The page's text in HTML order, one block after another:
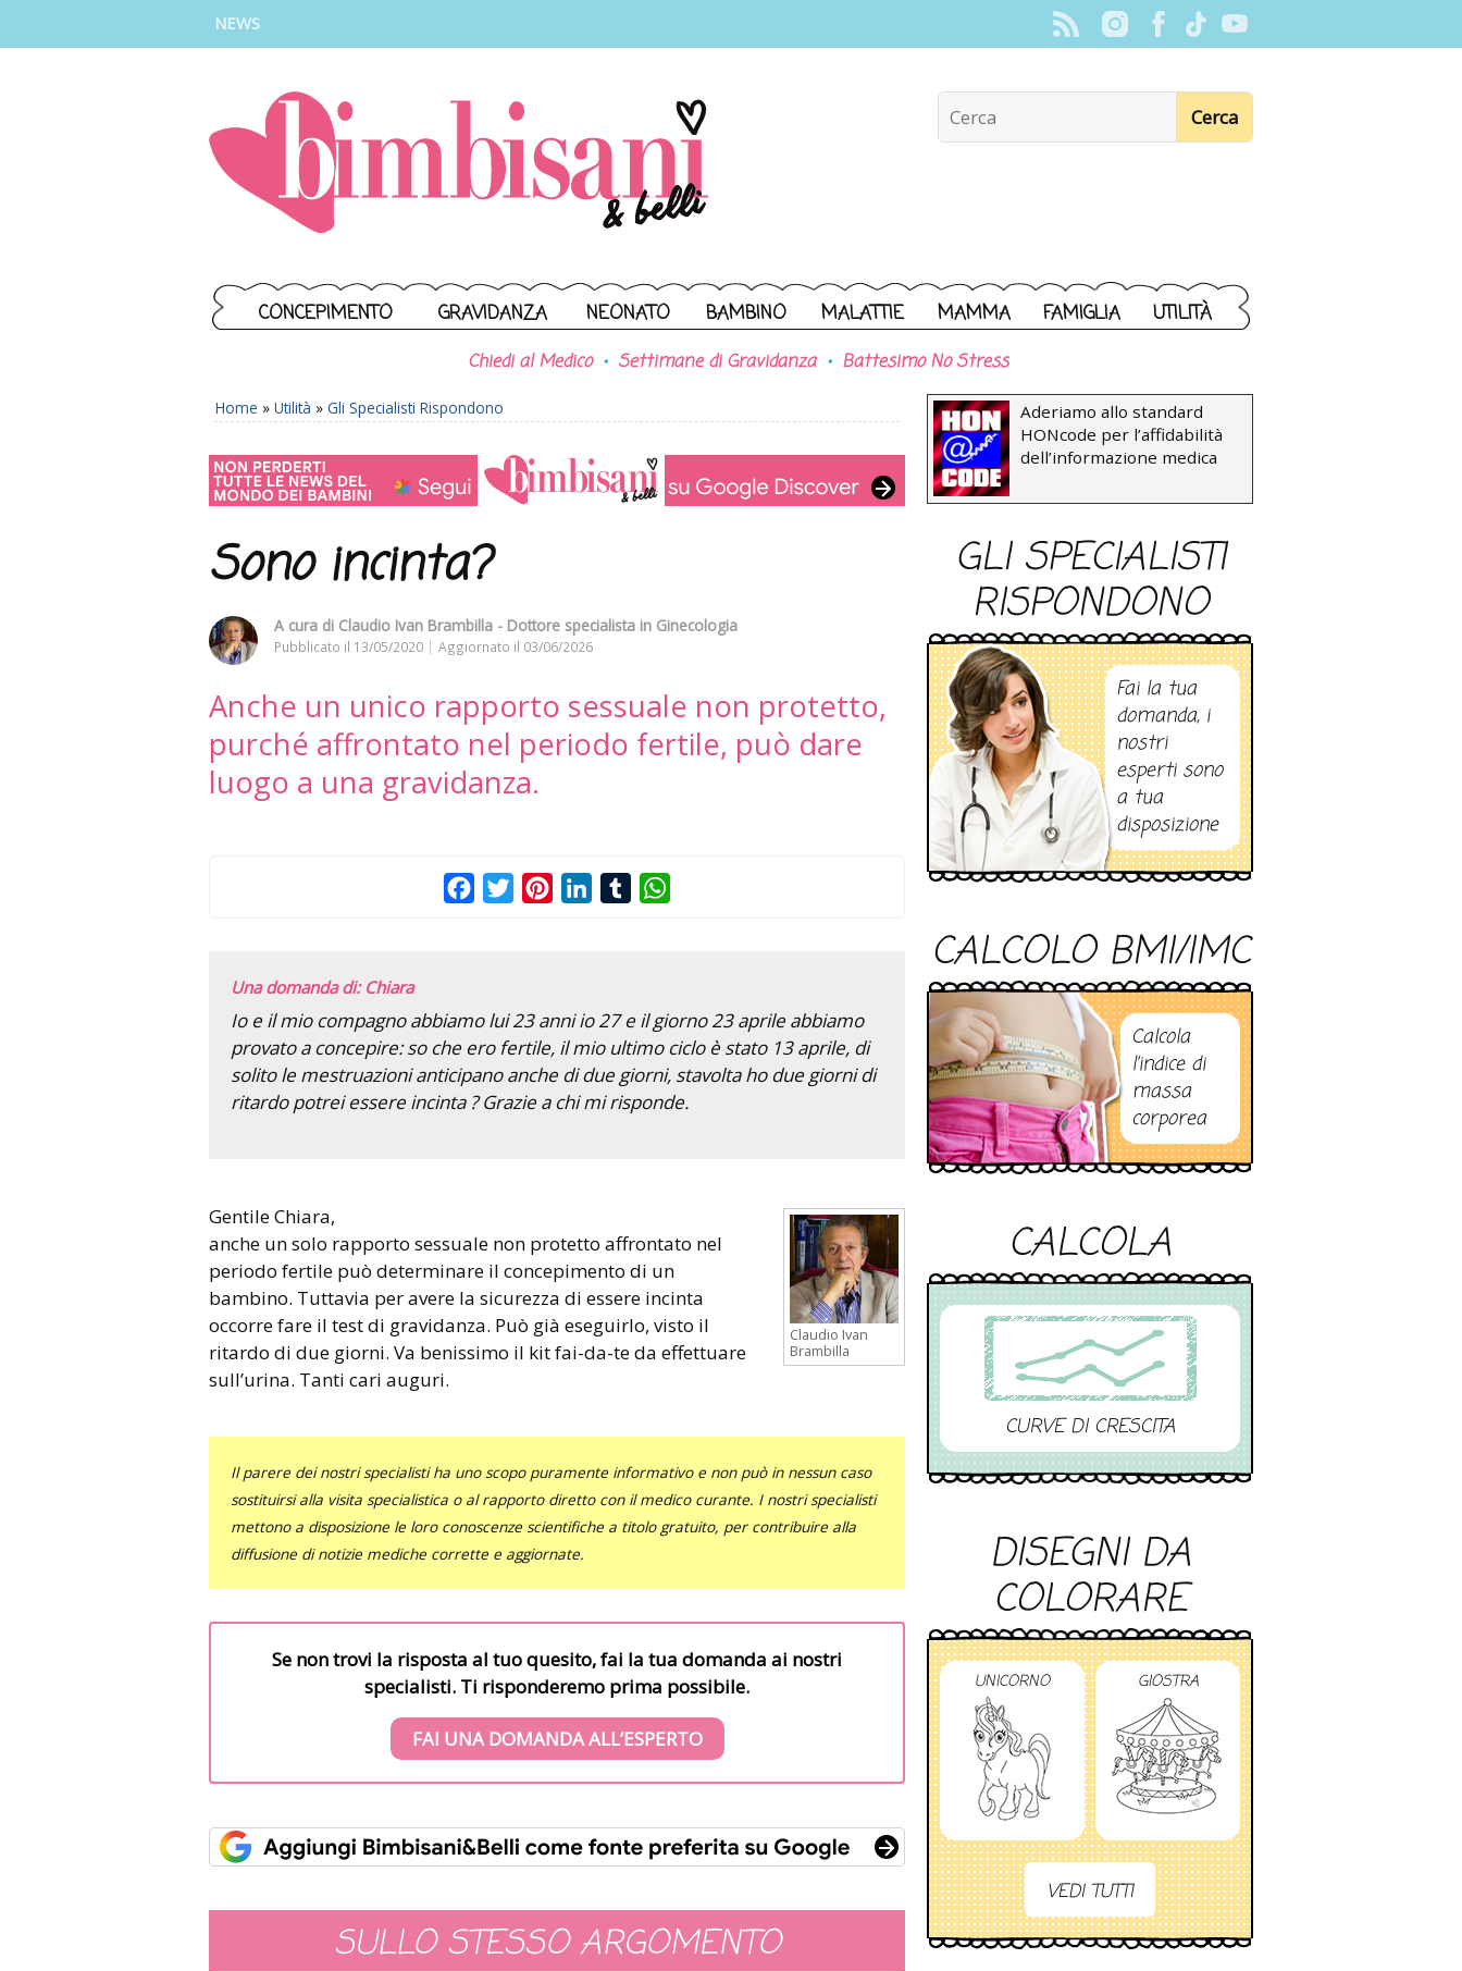
NEWS
CONCEPIMENTO GRAVIDANZA NEONATO BAMBINO MALATTIE MAMMA FAMIGLIA UTILITÀ
Chiedi al Medico Settimane di Gravidanza Battesimo No Stress
Home » Utilità » Gli Specialisti Rispondono
Sono incinta?
A cura di Claudio Ivan Brambilla - Dottore specialista in Ginecologia
Pubblicato il 13/05/2020 Aggiornato il 03/06/2026
Anche un unico rapporto sessuale non protetto,
purché affrontato nel periodo fertile, può dare
luogo a una gravidanza.
FacebookTwitterPinterestLinkedInTumblr
Una domanda di: Chiara
Io e il mio compagno abbiamo lui 23 anni io 27 e il giorno 23 aprile abbiamo
provato a concepire: so che ero fertile, il mio ultimo ciclo è stato 13 aprile, di
solito le mestruazioni anticipano anche di due giorni, stavolta ho due giorni di
ritardo potrei essere incinta ? Grazie a chi mi risponde.
Claudio Ivan
Brambilla
Gentile Chiara,
anche un solo rapporto sessuale non protetto affrontato nel
periodo fertile può determinare il concepimento di un
bambino. Tuttavia per avere la sicurezza di essere incinta
occorre fare il test di gravidanza. Può già eseguirlo, visto il
ritardo di due giorni. Va benissimo il kit fai-da-te da effettuare
sull’urina. Tanti cari auguri.
Il parere dei nostri specialisti ha uno scopo puramente informativo e non può in nessun caso
sostituirsi alla visita specialistica o al rapporto diretto con il medico curante. I nostri specialisti
mettono a disposizione le loro conoscenze scientifiche a titolo gratuito, per contribuire alla
diffusione di notizie mediche corrette e aggiornate.
Se non trovi la risposta al tuo quesito, fai la tua domanda ai nostri
specialisti. Ti risponderemo prima possibile.
FAI UNA DOMANDA ALL’ESPERTO
SULLO STESSO ARGOMENTO
Aderiamo allo standard
HONcode per l’affidabilità
dell’informazione medica
GLI SPECIALISTI
RISPONDONO
Fai la tua
domanda, i
nostri
esperti sono
a tua
disposizione
CALCOLO BMI/IMC
Calcola
l’indice di
massa
corporea
CALCOLA
CURVE DI CRESCITA
DISEGNI DA
COLORARE
UNICORNO GIOSTRA
VEDI TUTTI